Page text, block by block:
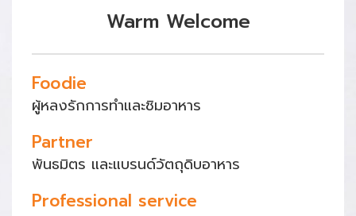
Warm Welcome
Foodie
ผู้หลงรักการทำและชิมอาหาร
Partner
พันธมิตร และแบรนด์วัตถุดิบอาหาร
Professional service